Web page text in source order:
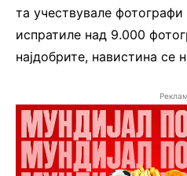
та учествувале
испратиле над 9.000
најдобрите, навистина се